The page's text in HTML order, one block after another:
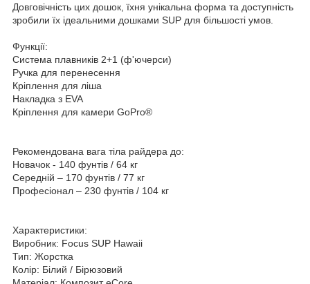
Довговічність цих дошок, їхня унікальна форма та доступність
зробили їх ідеальними дошками SUP для більшості умов.
Функції:
Система плавників 2+1 (ф'ючерси)
Ручка для перенесення
Кріплення для ліша
Накладка з EVA
Кріплення для камери GoPro®
Рекомендована вага тіла райдера до:
Новачок - 140 фунтів / 64 кг
Середній – 170 фунтів / 77 кг
Професіонал – 230 фунтів / 104 кг
Характеристики:
Виробник: Focus SUP Hawaii
Тип: Жорстка
Колір: Білий / Бірюзовий